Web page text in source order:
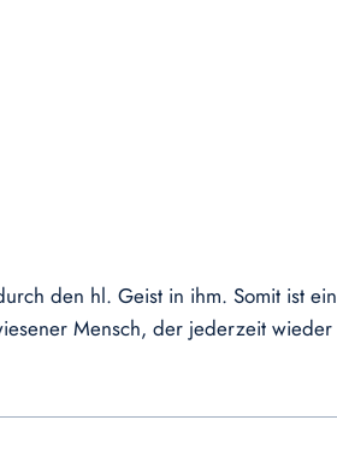
den hl. Geist in ihm. Somit ist
Mensch, der jederzeit